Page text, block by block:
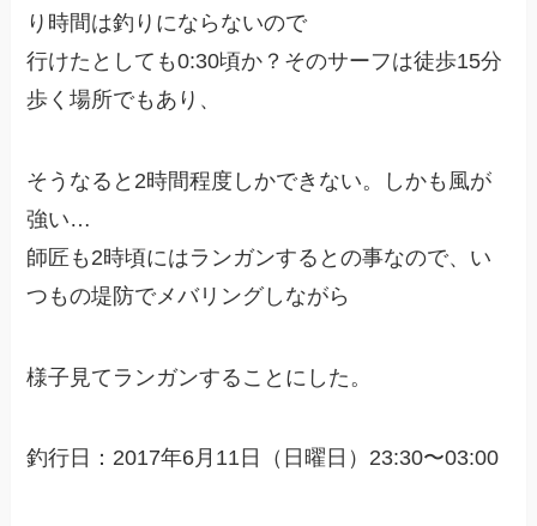
り時間は釣りにならないので
行けたとしても0:30頃か？そのサーフは徒歩15分
歩く場所でもあり、
そうなると2時間程度しかできない。しかも風が
強い…
師匠も2時頃にはランガンするとの事なので、い
つもの堤防でメバリングしながら
様子見てランガンすることにした。
釣行日：2017年6月11日（日曜日）23:30〜03:00